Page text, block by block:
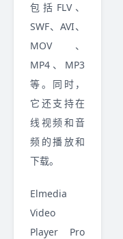
包括FLV、
SWF、AVI、
MOV、
MP4、MP3
等。同时，
它还支持在
线视频和音
频的播放和
下载。
Elmedia
Video
Player Pro